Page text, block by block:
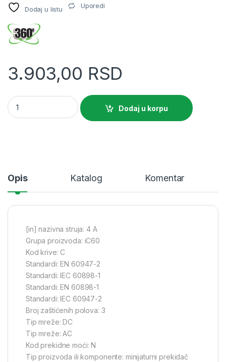
Dodaj u listu Uporedi
3.903,00 RSD
SE IC60N automatski prekidač 3P 4A C kriva quantity
Dodaj u korpu
Opis Katalog Komentar
[in] nazivna struja: 4 A
Grupa proizvoda: iC60
Kod krive: C
Standardi: EN 60947-2
Standardi: IEC 60898-1
Standardi: EN 60898-1
Standardi: IEC 60947-2
Broj zaštićenih polova: 3
Tip mreže: DC
Tip mreže: AC
Kod prekidne moći: N
Tip proizvoda ili komponente: minijaturni prekidač